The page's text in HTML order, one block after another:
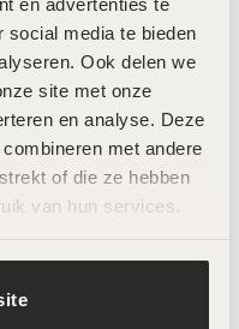
social media te bieden
Ook delen we
site met onze
en analyse. Deze
met andere
of die ze hebben
van hun services.
Dark – 50ml